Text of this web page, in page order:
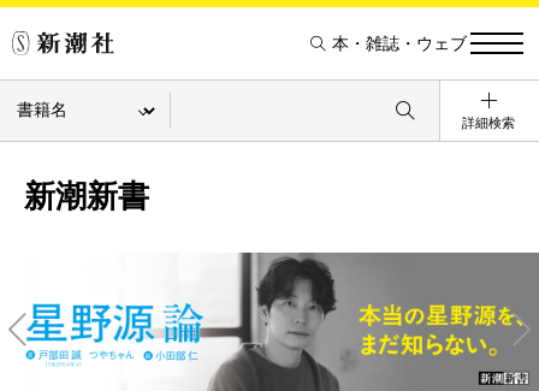
本・雑誌・ウェブ
詳細検索
新潮新書
Ne